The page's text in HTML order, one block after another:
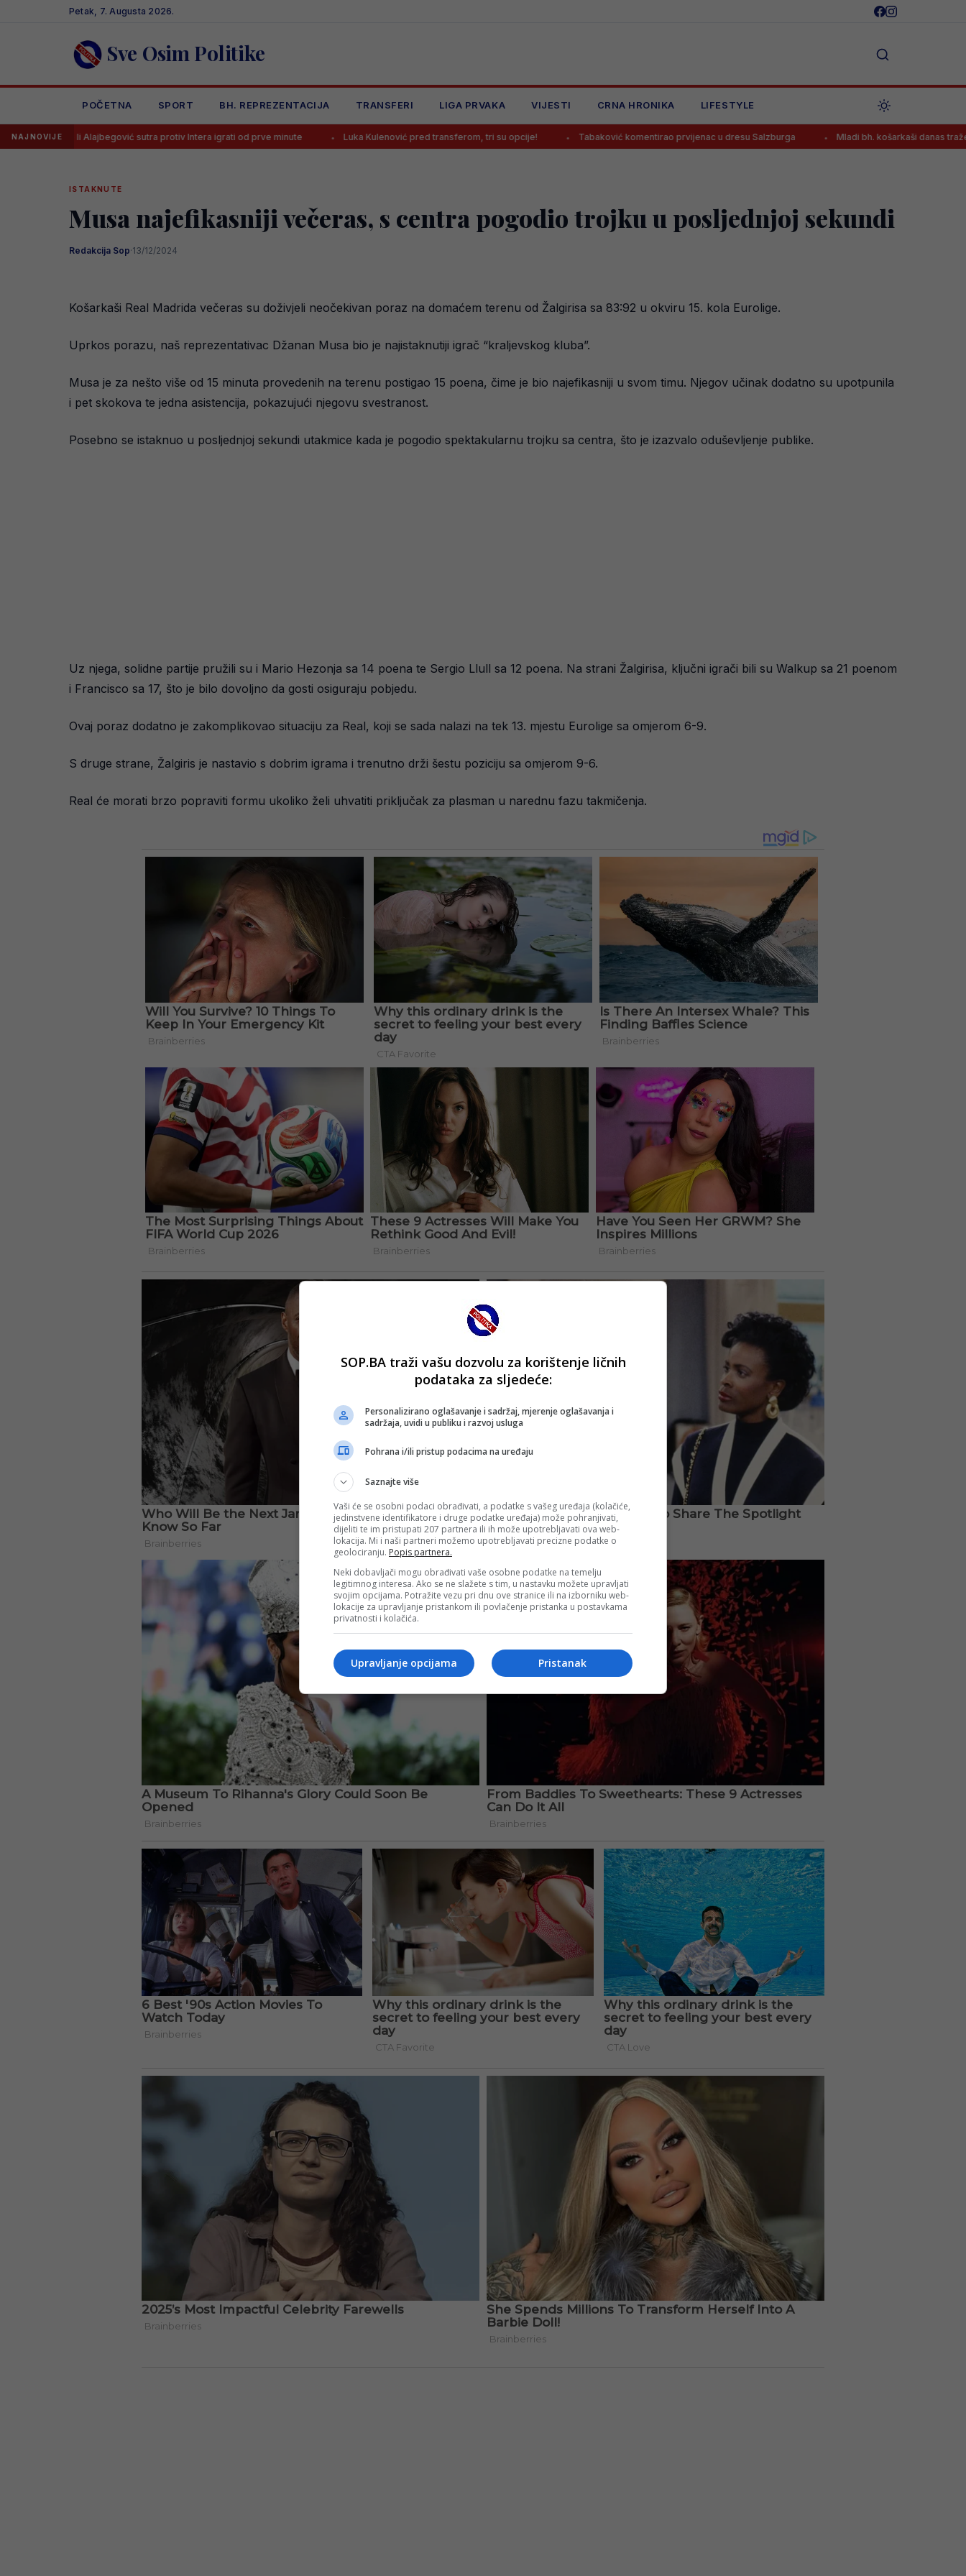
Petak, 7. Augusta 2026.
Sve Osim Politike
POČETNA SPORT BH. REPREZENTACIJA TRANSFERI LIGA PRVAKA VIJESTI CRNA HRONIKA LIFESTYLE
NAJNOVIJE
li Alajbegović sutra protiv Intera igrati od prve minute Luka Kulenović pred transferom, tri su opcije! Tabaković komentirao prvijenac u dresu Salzburga Mladi bh. košarkaši danas traže novu pobjedu
ISTAKNUTE
Musa najefikasniji večeras, s centra pogodio trojku u posljednjoj sekundi
Redakcija Sop·13/12/2024
Košarkaši Real Madrida večeras su doživjeli neočekivan poraz na domaćem terenu od Žalgirisa sa 83:92 u okviru 15. kola Eurolige.
Uprkos porazu, naš reprezentativac Džanan Musa bio je najistaknutiji igrač “kraljevskog kluba”.
Musa je za nešto više od 15 minuta provedenih na terenu postigao 15 poena, čime je bio najefikasniji u svom timu. Njegov učinak dodatno su upotpunila
i pet skokova te jedna asistencija, pokazujući njegovu svestranost.
Posebno se istaknuo u posljednjoj sekundi utakmice kada je pogodio spektakularnu trojku sa centra, što je izazvalo oduševljenje publike.
Uz njega, solidne partije pružili su i Mario Hezonja sa 14 poena te Sergio Llull sa 12 poena. Na strani Žalgirisa, ključni igrači bili su Walkup sa 21 poenom
i Francisco sa 17, što je bilo dovoljno da gosti osiguraju pobjedu.
Ovaj poraz dodatno je zakomplikovao situaciju za Real, koji se sada nalazi na tek 13. mjestu Eurolige sa omjerom 6-9.
S druge strane, Žalgiris je nastavio s dobrim igrama i trenutno drži šestu poziciju sa omjerom 9-6.
Real će morati brzo popraviti formu ukoliko želi uhvatiti priključak za plasman u narednu fazu takmičenja.
SOP.BA traži vašu dozvolu za korištenje ličnih
podataka za sljedeće:
Personalizirano oglašavanje i sadržaj, mjerenje oglašavanja i
sadržaja, uvidi u publiku i razvoj usluga
Pohrana i/ili pristup podacima na uređaju
Saznajte više
Vaši će se osobni podaci obrađivati, a podatke s vašeg uređaja (kolačiće,
jedinstvene identifikatore i druge podatke uređaja) može pohranjivati,
dijeliti te im pristupati 207 partnera ili ih može upotrebljavati ova web-
lokacija. Mi i naši partneri možemo upotrebljavati precizne podatke o
geolociranju. Popis partnera.
Neki dobavljači mogu obrađivati vaše osobne podatke na temelju
legitimnog interesa. Ako se ne slažete s tim, u nastavku možete upravljati
svojim opcijama. Potražite vezu pri dnu ove stranice ili na izborniku web-
lokacije za upravljanje pristankom ili povlačenje pristanka u postavkama
privatnosti i kolačića.
Pristanak
Upravljanje opcijama